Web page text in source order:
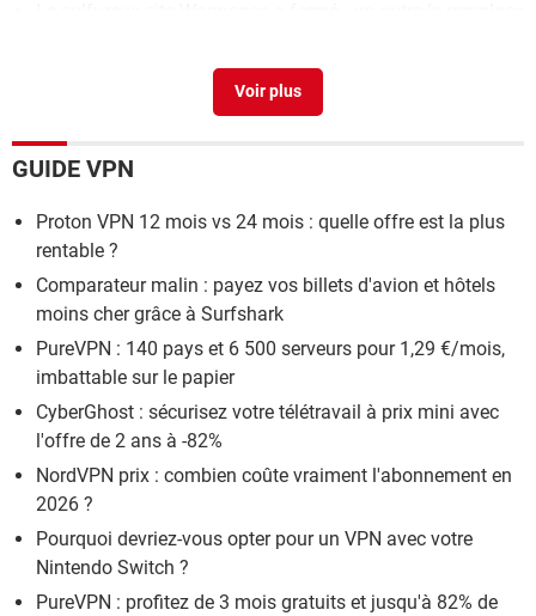
GUIDE VPN
Proton VPN 12 mois vs 24 mois : quelle offre est la plus
rentable ?
Comparateur malin : payez vos billets d'avion et hôtels
moins cher grâce à Surfshark
PureVPN : 140 pays et 6 500 serveurs pour 1,29 €/mois,
imbattable sur le papier
CyberGhost : sécurisez votre télétravail à prix mini avec
l'offre de 2 ans à -82%
NordVPN prix : combien coûte vraiment l'abonnement en
2026 ?
Pourquoi devriez-vous opter pour un VPN avec votre
Nintendo Switch ?
PureVPN : profitez de 3 mois gratuits et jusqu'à 82% de